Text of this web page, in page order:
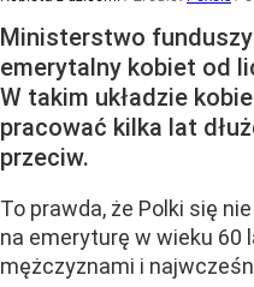
Ministerstwo
emerytalny kobiet od
W takim układzie
pracować kilka lat
przeciw.
To prawda, że Polki się
na emeryturę w wieku 60
mężczyznami i